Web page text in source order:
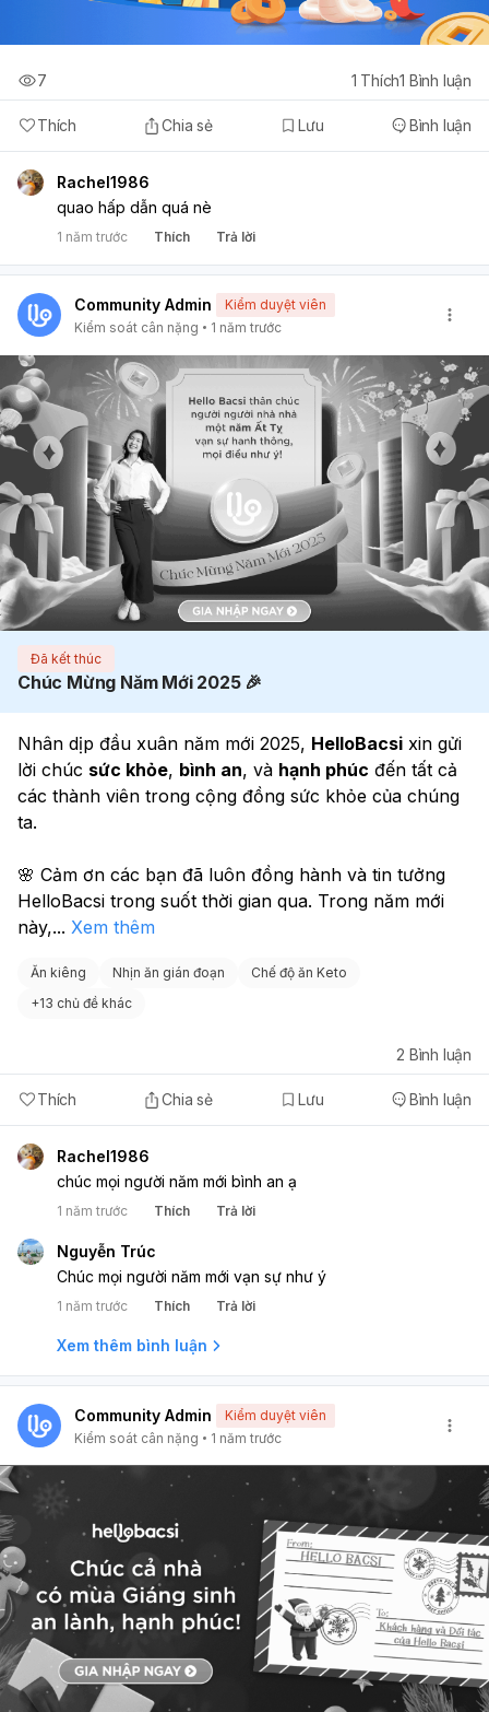
Thích Chia sẻ Lưu Bình luận
7 1 Thích1 Bình luận
Rachel1986
quao hấp dẫn quá nè
1 năm trước Thích Trả lời
Community Admin
Kiểm duyệt viên
Kiểm soát cân nặng
1 năm trước
Đã kết thúc
Chúc Mừng Năm Mới 2025 🎉
Nhân dịp đầu xuân năm mới 2025, HelloBacsi xin gửi
lời chúc sức khỏe, bình an, và hạnh phúc đến tất cả
các thành viên trong cộng đồng sức khỏe của chúng
ta.
🌸 Cảm ơn các bạn đã luôn đồng hành và tin tưởng
HelloBacsi trong suốt thời gian qua. Trong năm mới
này,... Xem thêm
Ăn kiêng Nhịn ăn gián đoạn
Chế độ ăn Keto
+13 chủ đề khác
Thích Chia sẻ Lưu Bình luận
2 Bình luận
Rachel1986
chúc mọi người năm mới bình an ạ
1 năm trước Thích Trả lời
Nguyễn Trúc
Chúc mọi người năm mới vạn sự như ý
1 năm trước Thích Trả lời
Xem thêm bình luận
Community Admin
Kiểm duyệt viên
Kiểm soát cân nặng
1 năm trước